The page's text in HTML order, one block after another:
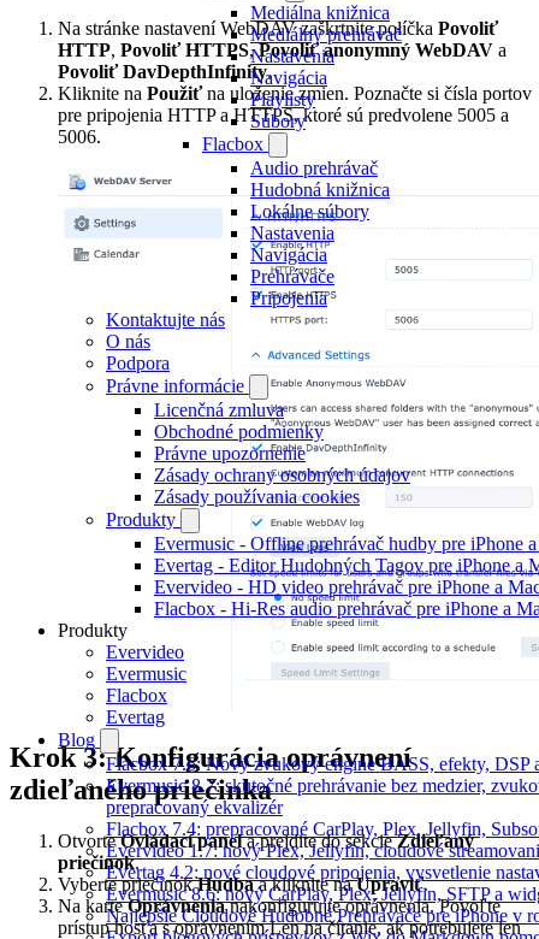
Mediálna knižnica
Mediálny prehrávač
Nastavenia
Navigácia
Playlisty
Súbory
Flacbox
Audio prehrávač
Hudobná knižnica
Lokálne súbory
Nastavenia
Navigácia
Prehrávače
Pripojenia
Kontaktujte nás
O nás
Podpora
Právne informácie
Licenčná zmluva
Obchodné podmienky
Právne upozornenie
Zásady ochrany osobných údajov
Zásady používania cookies
Produkty
Evermusic - Offline prehrávač hudby pre iPhone
Evertag - Editor Hudobných Tagov pre iPhone a
Evervideo - HD video prehrávač pre iPhone a
Flacbox - Hi-Res audio prehrávač pre iPhone a
Produkty
Evervideo
Evermusic
Flacbox
Evertag
Blog
Flacbox 7.6: Nový zvukový engine BASS, efekty, DSP
Evermusic 8.7: skutočné prehrávanie bez medzier,
prepracovaný ekvalizér
Flacbox 7.4: prepracované CarPlay, Plex, Jellyfin,
Evervideo 1.7: nový Plex, Jellyfin, cloudové
Evertag 4.2: nové cloudové pripojenia, vysvetlenie
Evermusic 8.6: nový CarPlay, Plex, Jellyfin, SFTP a
Najlepšie Cloudové Hudobné Prehrávače pre iPhone v
Na stránke nastavení WebDAV zaškrtnite políčka Povoliť
HTTP, Povoliť HTTPS,Povoliť anonymný WebDAV a
Povoliť DavDepthInfinity.
Kliknite na Použiťna uloženie zmien. Poznačte si čísla portov
pre pripojenia HTTP a HTTPS, ktoré sú predvolene 5005 a
5006.
Krok 3: Konfigurácia oprávnení
zdieľaného priečinka
OtvorteOvládací panela prejdite do sekcieZdieľaný
priečinok.
Vyberte priečinokHudbaa kliknite naUpraviť.
Na karteOprávnenianakonfigurujte oprávnenia. Povoľte
prístup hosťa s oprávnením Len na čítanie, ak potrebujete len